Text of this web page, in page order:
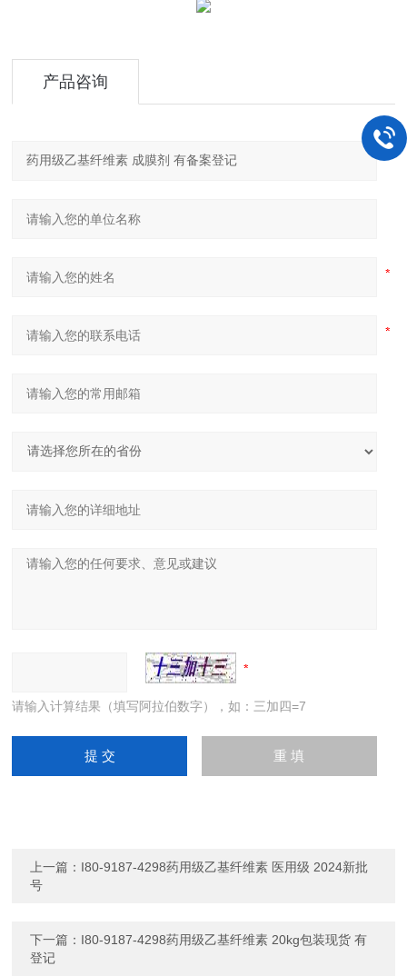
产品咨询
请输入计算结果（填写阿拉伯数字），如：三加四=7
上一篇： I80-9187-4298药用级乙基纤维素 医用级 2024新批
号
下一篇： I80-9187-4298药用级乙基纤维素 20kg包装现货 有
登记